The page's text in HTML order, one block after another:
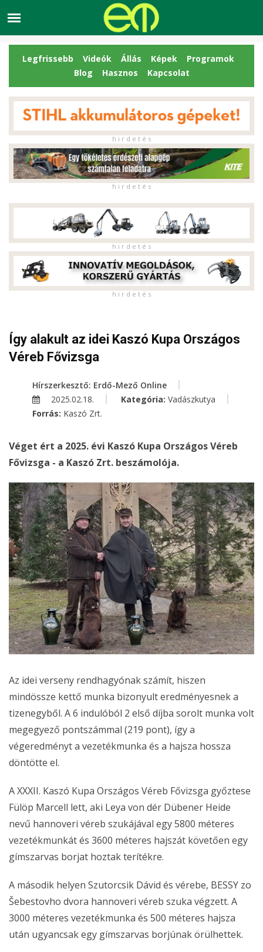
Legfrissebb Videók Állás Képek
Programok
Blog
Hasznos Kapcsolat
h i r d e t é s
h i r d e t é s
h i r d e t é s
h i r d e t é s
Így alakult az idei Kaszó Kupa Országos
Véreb Fővizsga
Hírszerkesztő: Erdő-Mező Online
2025.02.18.
Kategória: Vadászkutya
Forrás: Kaszó Zrt.
Véget ért a 2025. évi Kaszó Kupa Országos Véreb
Fővizsga - a Kaszó Zrt. beszámolója.
Az idei verseny rendhagyónak számít, hiszen
mindössze kettő munka bizonyult eredményesnek a
tizenegyből. A 6 indulóból 2 első díjba sorolt munka volt
megegyező pontszámmal (219 pont), így a
végeredményt a vezetékmunka és a hajsza hossza
döntötte el.
A XXXII. Kaszó Kupa Országos Véreb Fővizsga győztese
Fülöp Marcell lett, aki Leya von dér Dübener Heide
nevű hannoveri véreb szukájával egy 5800 méteres
vezetékmunkát és 3600 méteres hajszát követően egy
gímszarvas borjat hoztak terítékre.
A második helyen Szutorcsik Dávid és vérebe, BESSY zo
Šebestovho dvora hannoveri véreb szuka végzett. A
3000 méteres vezetékmunka és 500 méteres hajsza
után ugyancsak egy gímszarvas borjúnak örülhettek.